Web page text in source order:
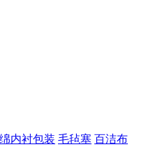
内衬包装 毛毡塞 百洁布